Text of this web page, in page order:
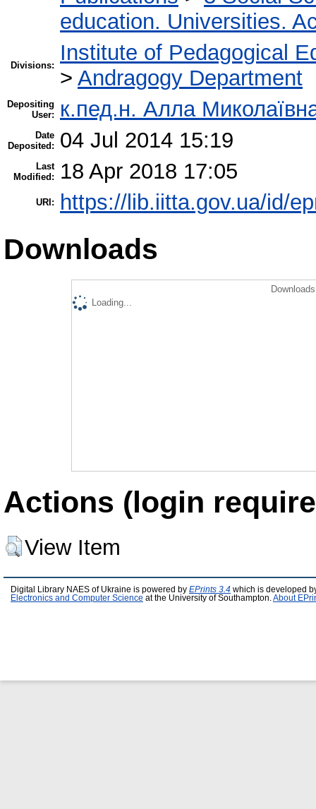
education. Universities.
Divisions:
Institute of Pedagogical
> Andragogy Department
Depositing
User:
к.пед.н. Алла
Date
Deposited:
04 Jul 2014 15:19
Last
Modified:
18 Apr 2018 17:05
URI: https://lib.iitta.gov.ua/id/
Downloads
Loading...
Actions (login
View Item
Digital Library NAES of Ukraine is powered by EPrints 3.4 which is developed
Electronics and Computer Science at the University of Southampton. About